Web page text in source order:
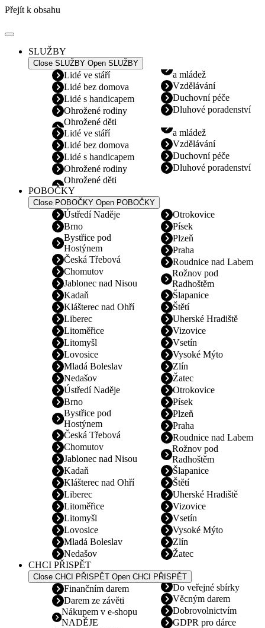
Přejít k obsahu
SLUŽBY
Close SLUŽBY Open SLUŽBY
Lidé ve stáří
Lidé bez domova
Lidé s handicapem
Ohrožené rodiny
Ohrožené děti
a mládež
Vzdělávání
Duchovní péče
Dluhové poradenství
Lidé ve stáří
Lidé bez domova
Lidé s handicapem
Ohrožené rodiny
Ohrožené děti
a mládež
Vzdělávání
Duchovní péče
Dluhové poradenství
POBOČKY
Close POBOČKY Open POBOČKY
Ústředí Naděje
Brno
Bystřice pod
Hostýnem
Česká Třebová
Chomutov
Jablonec nad Nisou
Kadaň
Klášterec nad Ohří
Liberec
Litoměřice
Litomyšl
Lovosice
Mladá Boleslav
Nedašov
Otrokovice
Písek
Plzeň
Praha
Roudnice nad Labem
Rožnov pod
Radhoštěm
Šlapanice
Štětí
Uherské Hradiště
Vizovice
Vsetín
Vysoké Mýto
Zlín
Žatec
Ústředí Naděje
Brno
Bystřice pod
Hostýnem
Česká Třebová
Chomutov
Jablonec nad Nisou
Kadaň
Klášterec nad Ohří
Liberec
Litoměřice
Litomyšl
Lovosice
Mladá Boleslav
Nedašov
Otrokovice
Písek
Plzeň
Praha
Roudnice nad Labem
Rožnov pod
Radhoštěm
Šlapanice
Štětí
Uherské Hradiště
Vizovice
Vsetín
Vysoké Mýto
Zlín
Žatec
CHCI PŘISPĚT
Close CHCI PŘISPĚT Open CHCI PŘISPĚT
Finančním darem
Darem ze závěti
Nákupem v e-shopu
NADĚJE
Do veřejné sbírky
Věcným darem
Dobrovolnictvím
GDPR pro dárce